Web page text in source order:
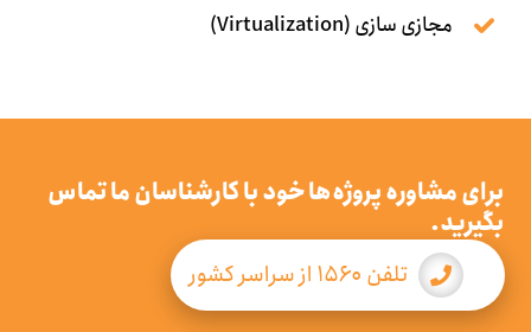
مجازی سازی (Virtualization)
برای مشاوره پروژه‌ها خود با کارشناسان ما تماس
بگیرید.
تلفن ۱۵۶۰ از سراسر کشور